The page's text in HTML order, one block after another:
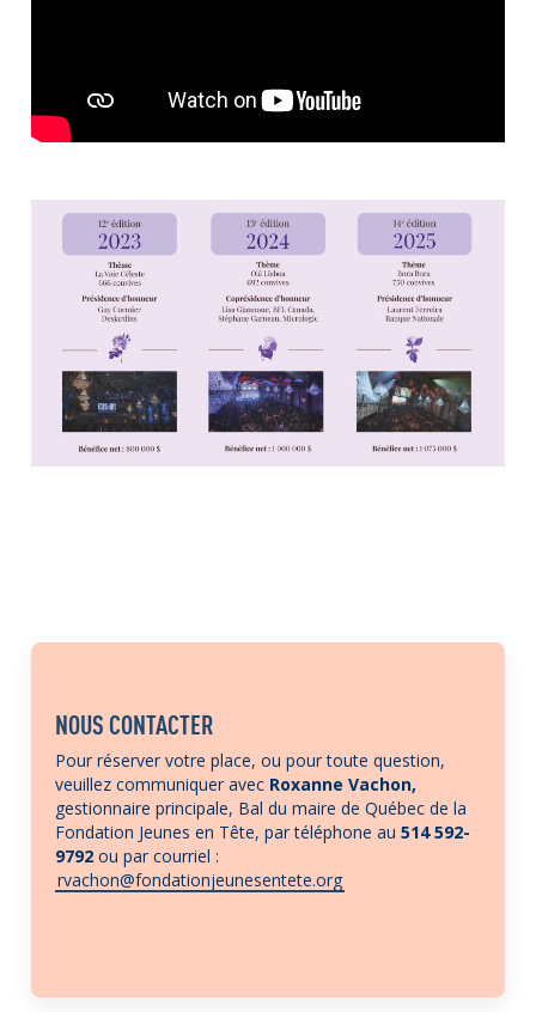
NOUS CONTACTER
Pour réserver votre place, ou pour toute question,
veuillez communiquer avec Roxanne Vachon,
gestionnaire principale, Bal du maire de Québec de la
Fondation Jeunes en Tête, par téléphone au 514 592-
9792 ou par courriel :
rvachon@fondationjeunesentete.org